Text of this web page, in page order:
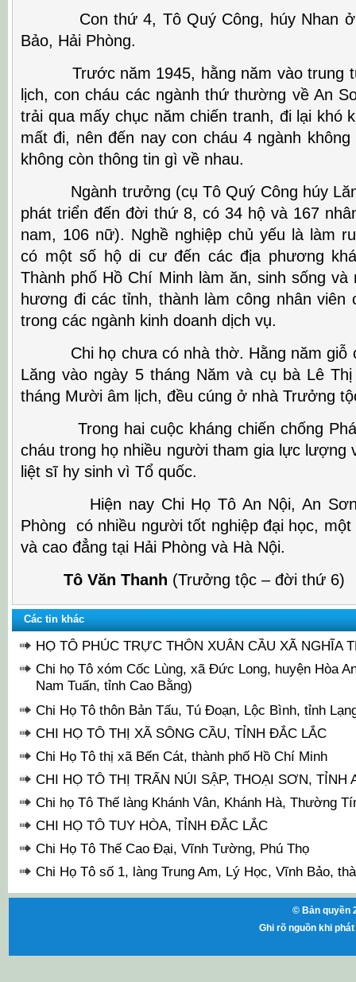
Con thứ 4, Tô Quý Công, húy Nhan ở
Bảo, Hải Phòng.
Trước năm 1945, hằng năm vào trung
lịch, con cháu các ngành thứ thường về An
trải qua mấy chục năm chiến tranh, đi lại khó
mất đi, nên đến nay con cháu 4 ngành
không còn thông tin gì về nhau.
Ngành trưởng (cụ Tô Quý Công húy
phát triển đến đời thứ 8, có 34 hộ và 167
nam, 106 nữ). Nghề nghiệp chủ yếu là làm
có một số hộ di cư đến các địa phương
Thành phố Hồ Chí Minh làm ăn, sinh sống
hương đi các tỉnh, thành làm công nhân viên
trong các ngành kinh doanh dịch vụ.
Chi họ chưa có nhà thờ. Hằng năm giỗ
Lăng vào ngày 5 tháng Năm và cụ bà Lê
tháng Mười âm lịch, đều cúng ở nhà Trưởng
Trong hai cuộc kháng chiến chống
cháu trong họ nhiều người tham gia lực lượng
liệt sĩ hy sinh vì Tổ quốc.
Hiện nay Chi Họ Tô An Nội, An Sơn,
Phòng có nhiều người tốt nghiệp đại học, một
và cao đẳng tại Hải Phòng và Hà Nội.
Tô Văn Thanh (Trưởng tộc – đời thứ 6)
Các tin khác
HỌ TÔ PHÚC TRỰC THÔN XUÂN CẦU XÃ NGHĨA
Chi họ Tô xóm Cốc Lùng, xã Đức Long, huyện Hòa
Nam Tuấn, tỉnh Cao Bằng)
Chi Họ Tô thôn Bản Tấu, Tú Đoạn, Lộc Bình, tỉnh
CHI HỌ TÔ THỊ XÃ SÔNG CẦU, TỈNH ĐẮC LẮC
Chi Họ Tô thị xã Bến Cát, thành phố Hồ Chí Minh
CHI HỌ TÔ THỊ TRẤN NÚI SẬP, THOẠI SƠN, TỈNH
Chi họ Tô Thế làng Khánh Vân, Khánh Hà, Thường
CHI HỌ TÔ TUY HÒA, TỈNH ĐẮC LẮC
Chi Họ Tô Thế Cao Đại, Vĩnh Tường, Phú Thọ
Chi Họ Tô số 1, làng Trung Am, Lý Học, Vĩnh Bảo,
© Bản quyền
Ghi rõ nguồn khi